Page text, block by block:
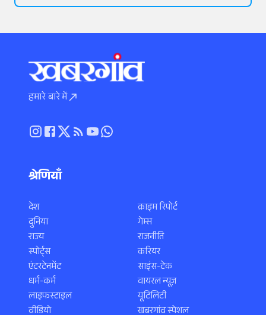
हमारे बारे में
श्रेणियाँ
देश
दुनिया
राज्य
स्पोर्ट्स
एंटरटेनमेंट
धर्म-कर्म
लाइफस्टाइल
वीडियो
क्राइम रिपोर्ट
गेम्स
राजनीति
करियर
साइंस-टेक
वायरल न्यूज़
यूटिलिटी
खबरगांव स्पेशल